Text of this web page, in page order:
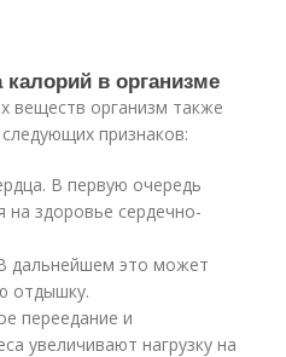
в организме
веществ организм также
признаков:
В первую очередь
на здоровье сердечно-
дальнейшем это может
отдышку.
переедание и
увеличивают нагрузку на